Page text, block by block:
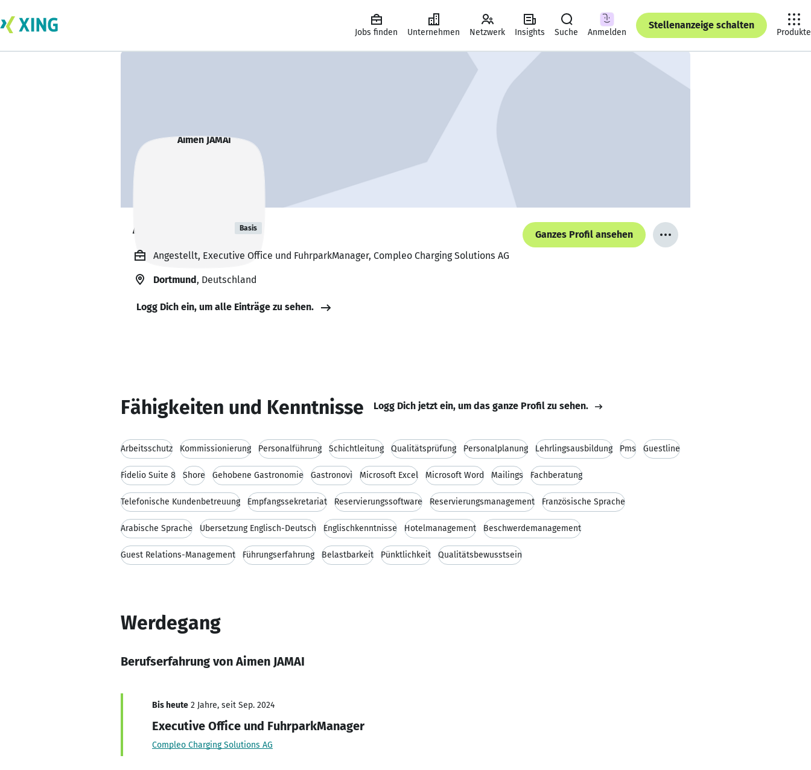
Jobs finden Unternehmen Netzwerk Insights Suche Anmelden
Stellenanzeige schalten
Produkte
Aimen JAMAI Basis
Ganzes Profil ansehen
Angestellt, Executive Office und FuhrparkManager, Compleo Charging Solutions AG
Dortmund, Deutschland
Logg Dich ein, um alle Einträge zu sehen.
Fähigkeiten und Kenntnisse Logg Dich jetzt ein, um das ganze Profil zu sehen.
Arbeitsschutz Kommissionierung Personalführung Schichtleitung Qualitätsprüfung Personalplanung Lehrlingsausbildung Pms Guestline
Fidelio Suite 8 Shore Gehobene Gastronomie Gastronovi Microsoft Excel Microsoft Word Mailings Fachberatung
Telefonische Kundenbetreuung Empfangssekretariat Reservierungssoftware Reservierungsmanagement Französische Sprache
Arabische Sprache Übersetzung Englisch-Deutsch Englischkenntnisse Hotelmanagement Beschwerdemanagement
Guest Relations-Management Führungserfahrung Belastbarkeit Pünktlichkeit Qualitätsbewusstsein
Werdegang
Berufserfahrung von Aimen JAMAI
Bis heute 2 Jahre, seit Sep. 2024
Executive Office und FuhrparkManager
Compleo Charging Solutions AG